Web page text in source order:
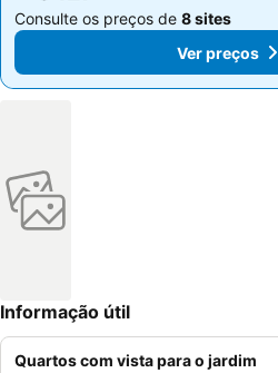
Consulte os preços de 8 sites
Ver preços
Consulte os preços de 8 sites
Ver preços
Informação útil
Quartos com vista para o jardim